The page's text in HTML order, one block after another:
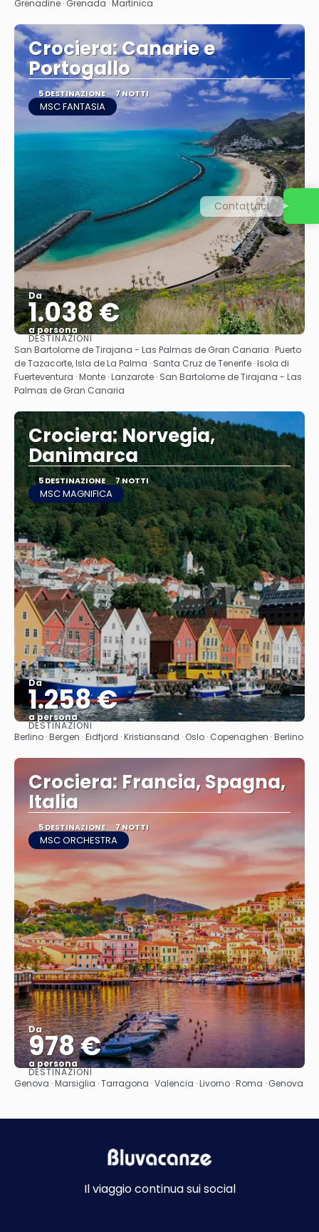
Grenadine · Grenada · Martinica
Crociera: Canarie e
Portogallo
5 DESTINAZIONE 7 NOTTI
MSC FANTASIA
Da
1.038 €
a persona
Vedere
DESTINAZIONI
San Bartolome de Tirajana - Las Palmas de Gran Canaria · Puerto
de Tazacorte, Isla de La Palma · Santa Cruz de Tenerife · Isola di
Fuerteventura · Monte · Lanzarote · San Bartolome de Tirajana - Las
Palmas de Gran Canaria
Crociera: Norvegia,
Danimarca
5 DESTINAZIONE 7 NOTTI
MSC MAGNIFICA
Da
1.258 €
a persona
Vedere
DESTINAZIONI
Berlino · Bergen · Eidfjord · Kristiansand · Oslo · Copenaghen · Berlino
Crociera: Francia, Spagna,
Italia
5 DESTINAZIONE 7 NOTTI
MSC ORCHESTRA
Da
978 €
a persona
Vedere
DESTINAZIONI
Genova · Marsiglia · Tarragona · Valencia · Livorno · Roma · Genova
Il viaggio continua sui social
Contattaci